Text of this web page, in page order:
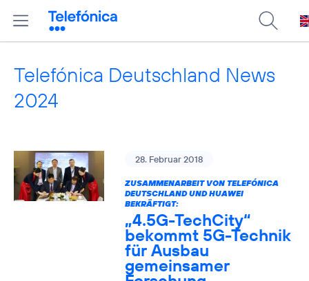
Telefónica Deutschland News
2024
28. Februar 2018
ZUSAMMENARBEIT VON TELEFÓNICA
DEUTSCHLAND UND HUAWEI
BEKRÄFTIGT:
„4.5G-TechCity“
bekommt 5G-Technik
für Ausbau
gemeinsamer